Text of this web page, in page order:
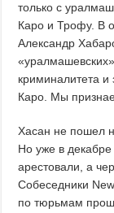
только с
Каро и Трофу. В
Александр
криминалитета
Каро. Мы
Хасан не пошел
Но уже в декабре
арестовали, а
Собеседники
по тюрьмам